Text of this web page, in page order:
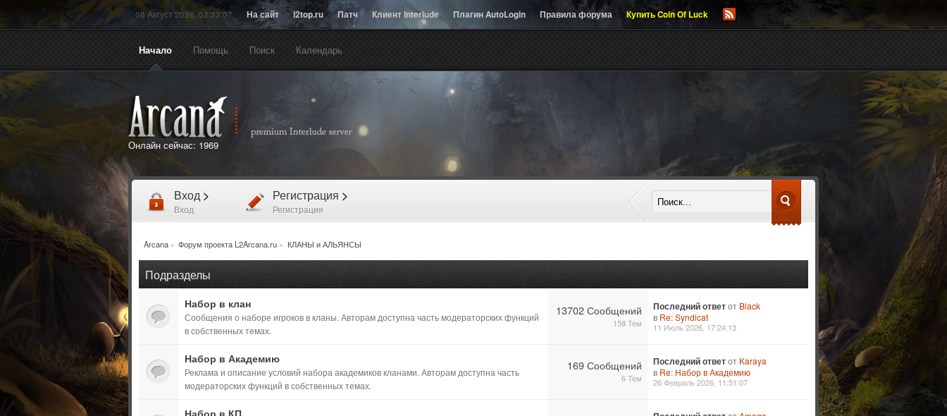
08 Август 2026, 02:33:07 На сайт l2top.ru Патч Клиент Interlude Плагин AutoLogin Правила форума Купить Coin Of Luck
Начало Помощь Поиск Календарь
Онлайн сейчас: 1969
Вход >
Вход
Регистрация >
Регистрация
Arcana» Форум проекта L2Arcana.ru » КЛАНЫ и АЛЬЯНСЫ
Подразделы
Набор в клан
Сообщения о наборе игроков в кланы. Авторам доступна часть модераторских функций
в собственных темах.
13702 Сообщений
158 Тем
Последний ответот Black
в Re: Syndicat
11 Июль 2026, 17:24:13
Набор в Академию
Реклама и описание условий набора академиков кланами. Авторам доступна часть
модераторских функций в собственных темах.
169 Сообщений
6 Тем
Последний ответот Karaya
в Re: Набор в Академию
26 Февраль 2026, 11:51:07
Набор в КП